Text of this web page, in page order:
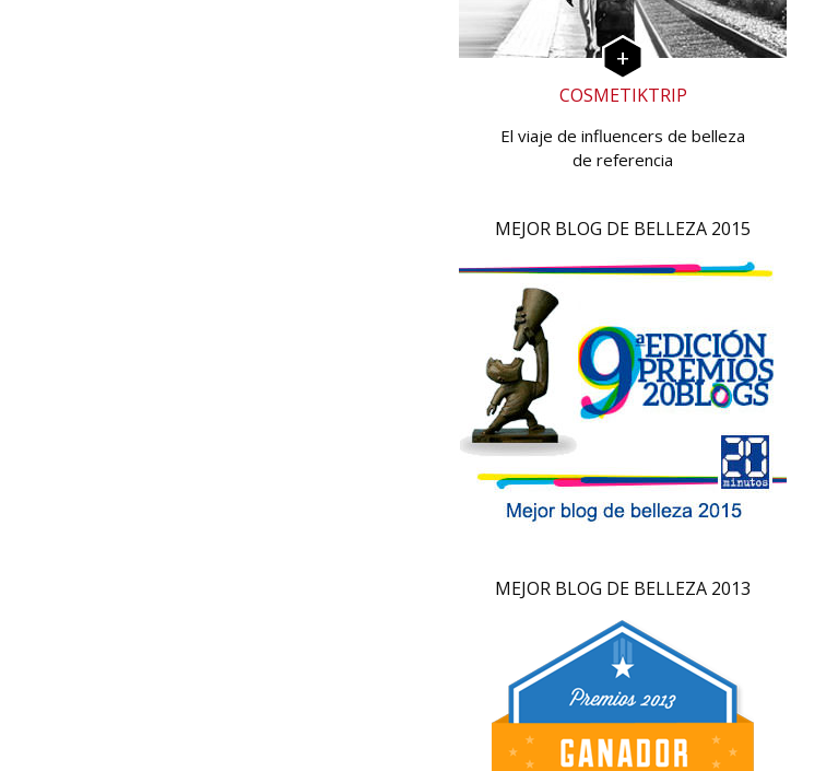
COSMETIKTRIP
El viaje de influencers de belleza
de referencia
MEJOR BLOG DE BELLEZA 2015
MEJOR BLOG DE BELLEZA 2013